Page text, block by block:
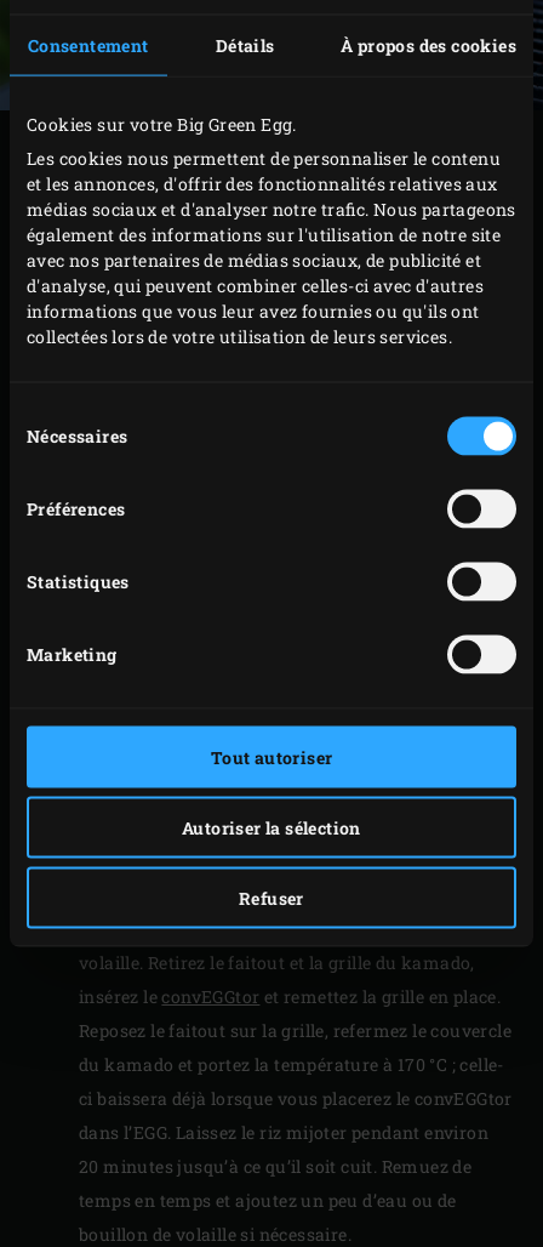
Consentement Détails À propos des cookies
Cookies sur votre Big Green Egg.
Les cookies nous permettent de personnaliser le contenu
et les annonces, d'offrir des fonctionnalités relatives aux
médias sociaux et d'analyser notre trafic. Nous partageons
également des informations sur l'utilisation de notre site
avec nos partenaires de médias sociaux, de publicité et
d'analyse, qui peuvent combiner celles-ci avec d'autres
informations que vous leur avez fournies ou qu'ils ont
collectées lors de votre utilisation de leurs services.
duNécessaires
Préférences
Statistiques
Marketing
Tout autoriser
Autoriser la sélection
Refuser
PRÉPARATION
Placez le secreto et le chorizo sur la grille. Faites
griller la viande pendant environ 3 minutes.
Retournez le secreto et le chorizo et laissez-les
griller pendant encore 2 à 3 minutes jusqu’à ce que
le secreto atteigne une température à cœur de 65 °C.
Réservez le secreto et le chorizo grillés. Retirez la
grille en acier inoxydable
dans le kamado. Posez le
sur la grille,
préchauffer. Pendant ce temps, découpez le chorizo
émincez l’oignon et l’ail.
et l’ail dans le faitout, et faites revenir pendant
environ 3 minutes. Incorporez le riz Bomba et faites
revenir pendant encore 3 minutes. Remuez
régulièrement en prenant soin de rabattre le
couvercle du Big Green Egg après chaque
Mouillez le riz avec le jus de tomate et le bouillon de
volaille. Retirez le faitout et la grille du kamado,
insérez le convEGGtor et remettez la grille en place.
Reposez le faitout sur la grille, refermez le couvercle
du kamado et portez la température à 170 °C ; celle-
ci baissera déjà lorsque vous placerez le convEGGtor
dans l’EGG. Laissez le riz mijoter pendant environ
20 minutes jusqu’à ce qu’il soit cuit. Remuez de
temps en temps et ajoutez un peu d’eau ou de
bouillon de volaille si nécessaire.